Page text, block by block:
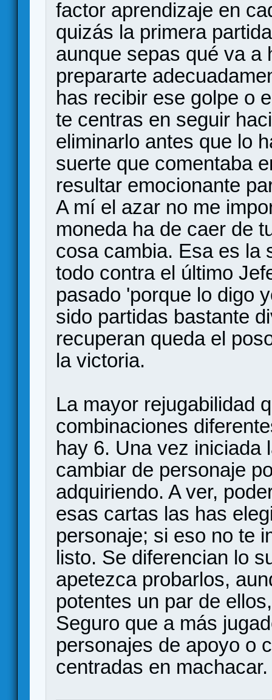
factor aprendizaje en
quizás la primera
aunque sepas qué va a
prepararte
has recibir ese golpe o
te centras en seguir
eliminarlo antes que lo
suerte que comentaba
resultar emocionante
A mí el azar no me
moneda ha de caer de
cosa cambia. Esa es la
todo contra el último
pasado 'porque lo digo
sido partidas bastante
recuperan queda el
la victoria.
La mayor rejugabilidad
combinaciones
hay 6. Una vez iniciada
cambiar de personaje
adquiriendo. A ver,
esas cartas las has
personaje; si eso no te
listo. Se diferencian lo
apetezca probarlos,
potentes un par de
Seguro que a más
personajes de apoyo o
centradas en machacar.